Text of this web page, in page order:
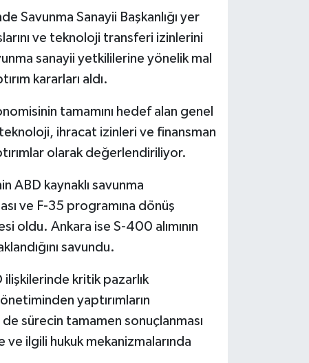
Savunma Sanayii Başkanlığı yer
ve teknoloji transferi izinlerini
sanayii yetkililerine yönelik mal
kararları aldı.
tamamını hedef alan genel
ihracat izinleri ve finansman
olarak değerlendiriliyor.
ABD kaynaklı savunma
ve F-35 programına dönüş
oldu. Ankara ise S-400 alımının
savundu.
ilişkilerinde kritik pazarlık
yaptırımların
sürecin tamamen sonuçlanması
ilgili hukuk mekanizmalarında